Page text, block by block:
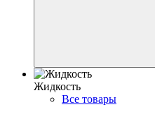
Жидкость
Все товары